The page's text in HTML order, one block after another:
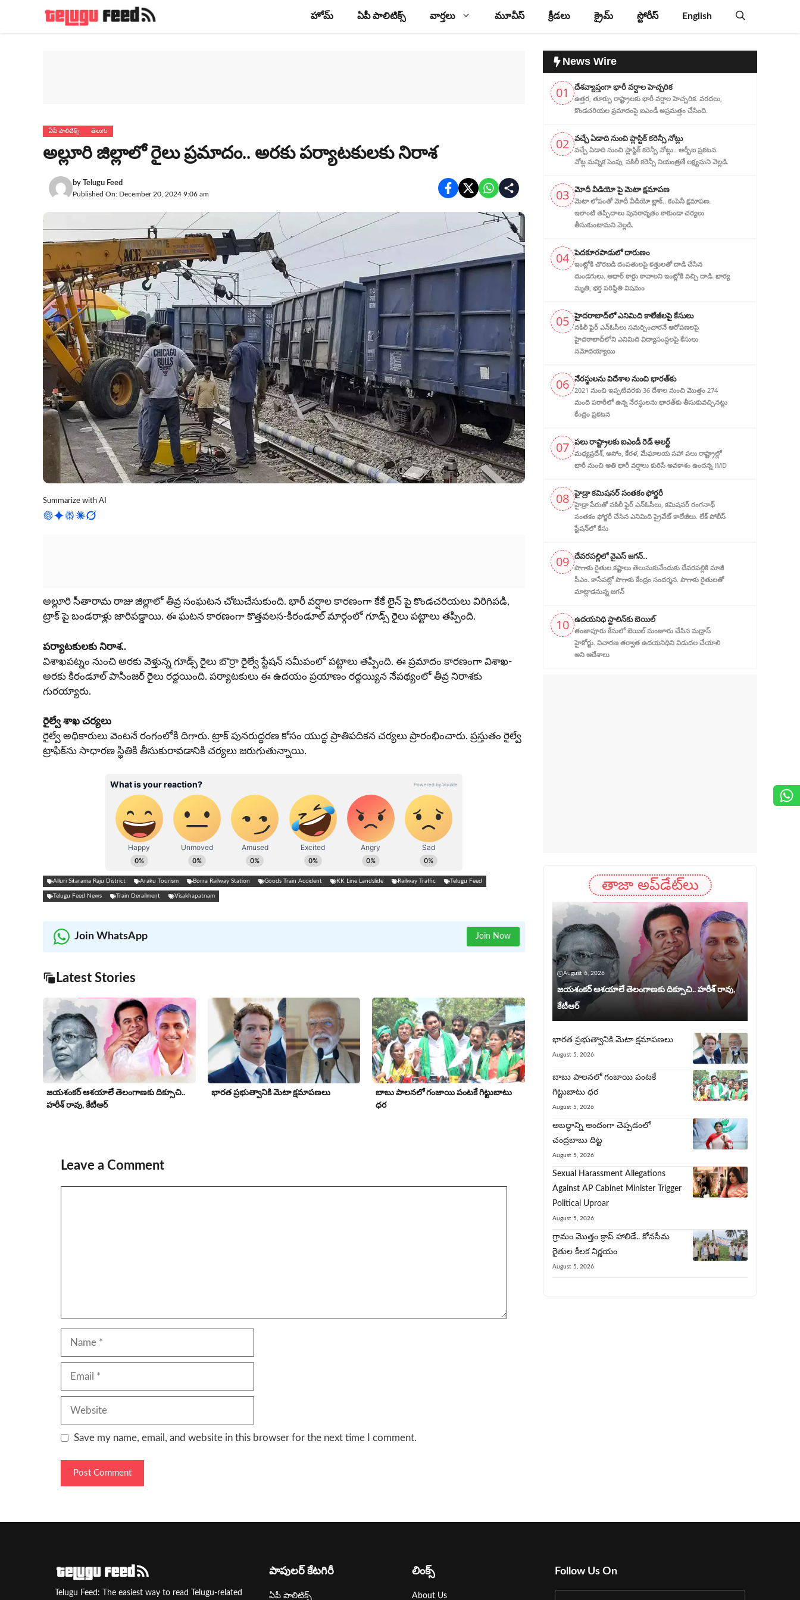
content
హోమ్ ఏపీ పాలిటిక్స్ వార్తలు మూవీస్ క్రీడలు క్రైమ్ స్టోరీస్ English
ఏపీ పాలిటిక్స్ తెలుగు
అల్లూరి జిల్లాలో రైలు ప్రమాదం.. అరకు పర్యాటకులకు నిరాశ
by Telugu Feed
Published On: December 20, 2024 9:06 am
Summarize with AI
అల్లూరి సీతారామ రాజు జిల్లాలో తీవ్ర సంఘటన చోటుచేసుకుంది. భారీ వర్షాల కారణంగా కేకే లైన్ పై కొండచరియలు విరిగిపడి,
ట్రాక్ పై బండరాళ్లు జారిపడ్డాయి. ఈ ఘటన కారణంగా కొత్తవలస-కిరండూల్ మార్గంలో గూడ్స్ రైలు పట్టాలు తప్పింది.
పర్యాటకులకు నిరాశ..
విశాఖపట్నం నుంచి అరకు వెళ్తున్న గూడ్స్ రైలు బొర్రా రైల్వే స్టేషన్ సమీపంలో పట్టాలు తప్పింది. ఈ ప్రమాదం కారణంగా విశాఖ-
అరకు కిరండూల్ పాసింజర్ రైలు రద్దయింది. పర్యాటకులు ఈ ఉదయం ప్రయాణం రద్దయ్యిన నేపథ్యంలో తీవ్ర నిరాశకు
గురయ్యారు.
రైల్వే శాఖ చర్యలు
రైల్వే అధికారులు వెంటనే రంగంలోకి దిగారు. ట్రాక్ పునరుద్ధరణ కోసం యుద్ధ ప్రాతిపదికన చర్యలు ప్రారంభించారు. ప్రస్తుతం రైల్వే
ట్రాఫిక్‌ను సాధారణ స్థితికి తీసుకురావడానికి చర్యలు జరుగుతున్నాయి.
Alluri Sitarama Raju District Araku Tourism Borra Railway Station Goods Train Accident KK Line Landslide Railway Traffic Telugu Feed
Telugu Feed News Train Derailment Visakhapatnam
Join WhatsApp Join Now
Latest Stories
జయశంకర్ ఆశయాలే తెలంగాణకు దిక్సూచి..
హరీశ్ రావు, కేటీఆర్
భార‌త ప్ర‌భుత్వానికి మెటా క్షమాపణలు
బాబు పాలనలో గంజాయి పంట‌కే గిట్టుబాటు
ధర
Leave a Comment
Save my name, email, and website in this browser for the next time I comment.
News Wire
01 దేశవ్యాప్తంగా భారీ వర్షాల హెచ్చరిక
ఉత్తర, తూర్పు రాష్ట్రాలకు భారీ వర్షాల హెచ్చరిక. వరదలు,
కొండచరియల ప్రమాదంపై ఐఎండీ అప్రమత్తం చేసింది.
02 వచ్చే ఏడాది నుంచి ప్లాస్టిక్ కరెన్సీ నోట్లు
వచ్చే ఏడాది నుంచి ప్లాస్టిక్ కరెన్సీ నోట్లు.. ఆర్బీఐ ప్రకటన.
నోట్ల మన్నిక పెంపు, నకిలీ కరెన్సీ నియంత్రణే లక్ష్యమని వెల్లడి.
03 మోదీ వీడియో పై మెటా క్షమాపణ
మెటా లోపంతో మోదీ వీడియో బ్లాక్.. కంపెనీ క్షమాపణ.
ఇలాంటి తప్పిదాలు పునరావృతం కాకుండా చర్యలు
తీసుకుంటామని వెల్లడి.
04 పెదకూరపాడులో దారుణం
ఇంట్లోకి చొరబడి దంపతులపై కత్తులతో దాడి చేసిన
దుండగులు. ఆధార్ కార్డు కావాలని ఇంట్లోకి వచ్చి దాడి. భార్య
మృతి, భర్త పరిస్థితి విషమం
05 హైదరాబాద్‌లో ఎనిమిది కాలేజీలపై కేసులు
నకిలీ ఫైర్ ఎన్‌ఓసీలు సమర్పించారనే ఆరోపణలపై
హైదరాబాద్‌లోని ఎనిమిది విద్యాసంస్థలపై కేసులు
నమోదయ్యాయి
06 నేరస్థులను విదేశాల నుంచి భారత్‌కు
2021 నుంచి ఇప్పటివరకు 36 దేశాల నుంచి మొత్తం 274
మంది పరారీలో ఉన్న నేరస్థులను భారత్‌కు తీసుకువచ్చినట్లు
కేంద్రం ప్రకటన
07 పలు రాష్ట్రాలకు ఐఎండీ రెడ్ అలర్ట్
మధ్యప్రదేశ్, అసోం, కేరళ, మేఘాలయ సహా పలు రాష్ట్రాల్లో
భారీ నుంచి అతి భారీ వర్షాలు కురిసే అవకాశం ఉందన్న IMD
08 హైడ్రా కమిషనర్ సంతకం ఫోర్జరీ
హైడ్రా పేరుతో నకిలీ ఫైర్ ఎన్ఓసీలు, క‌మిష‌న‌ర్ రంగనాథ్
సంతకం ఫోర్జరీ చేసిన ఎనిమిది ప్రైవేట్ కాలేజీలు. లేక్ పోలీస్
స్టేషన్‌లో కేసు
09 దేవరపల్లిలో వైఎస్ జగన్..
పొగాకు రైతుల క‌ష్టాలు తెలుసుకునేందుకు దేవ‌ర‌ప‌ల్లికి మాజీ
సీఎం. కాసేపట్లో పొగాకు కేంద్రం సందర్శన‌. పొగాకు రైతుల‌తో
మాట్లాడ‌నున్న జగన్
10 ఉదయనిధి స్టాలిన్‌కు బెయిల్‌
తంజావూరు కేసులో బెయిల్ మంజూరు చేసిన మద్రాస్
హైకోర్టు. విచారణ తర్వాత ఉదయనిధిని‌ విడుదల చేయాలి
అని ఆదేశాలు
తాజా అప్‌డేట్‌లు
August 6, 2026
జయశంకర్ ఆశయాలే తెలంగాణకు దిక్సూచి.. హరీశ్ రావు,
కేటీఆర్
భార‌త ప్ర‌భుత్వానికి మెటా క్షమాపణలు
August 5, 2026
బాబు పాలనలో గంజాయి పంట‌కే
గిట్టుబాటు ధర
August 5, 2026
అబద్ధాన్ని అందంగా చెప్పడంలో
చంద్రబాబు దిట్ట
August 5, 2026
Sexual Harassment Allegations
Against AP Cabinet Minister Trigger
Political Uproar
August 5, 2026
గ్రామం మొత్తం క్రాప్ హాలిడే.. కోనసీమ
రైతుల కీలక నిర్ణయం
August 5, 2026
Telugu Feed: The easiest way to read Telugu-related
పాపులర్ కేటగిరీ
ఏపీ పాలిటిక్స్
లింక్స్
About Us
Follow Us On